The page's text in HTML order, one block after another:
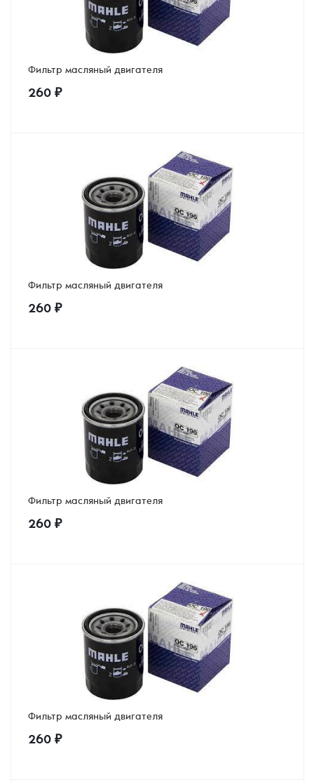
Фильтр масляный двигателя
260 ₽
Фильтр масляный двигателя
260 ₽
Фильтр масляный двигателя
260 ₽
Фильтр масляный двигателя
260 ₽